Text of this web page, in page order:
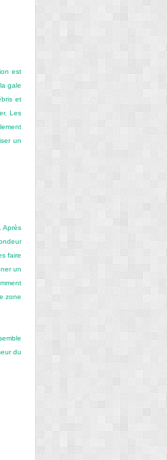
est
gale
et
Les
un
Après
faire
un
zone
du